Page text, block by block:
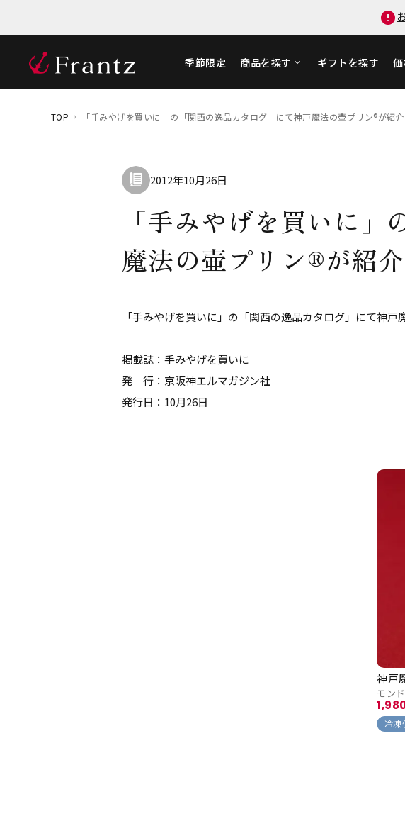
季節限定 商品を探す ギフトを探す
TOP 「手みやげを買いに」の「関西の逸品カタログ」にて神戸魔法の壷プリン®が紹介
2012年10月26日
「手みやげを買いに
魔法の壷プリン®が紹介
「手みやげを買いに」の「関西の逸品カタログ」にて神戸
掲載誌：手みやげを買いに
発 行：京阪神エルマガジン社
発行日：10月26日
モン
神戸
冷凍